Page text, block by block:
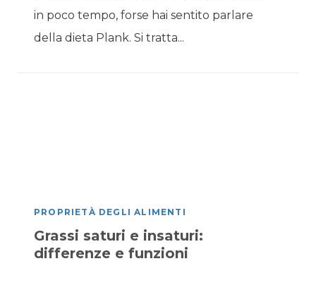
in poco tempo, forse hai sentito parlare
della dieta Plank. Si tratta...
PROPRIETÀ DEGLI ALIMENTI
Grassi saturi e insaturi:
differenze e funzioni